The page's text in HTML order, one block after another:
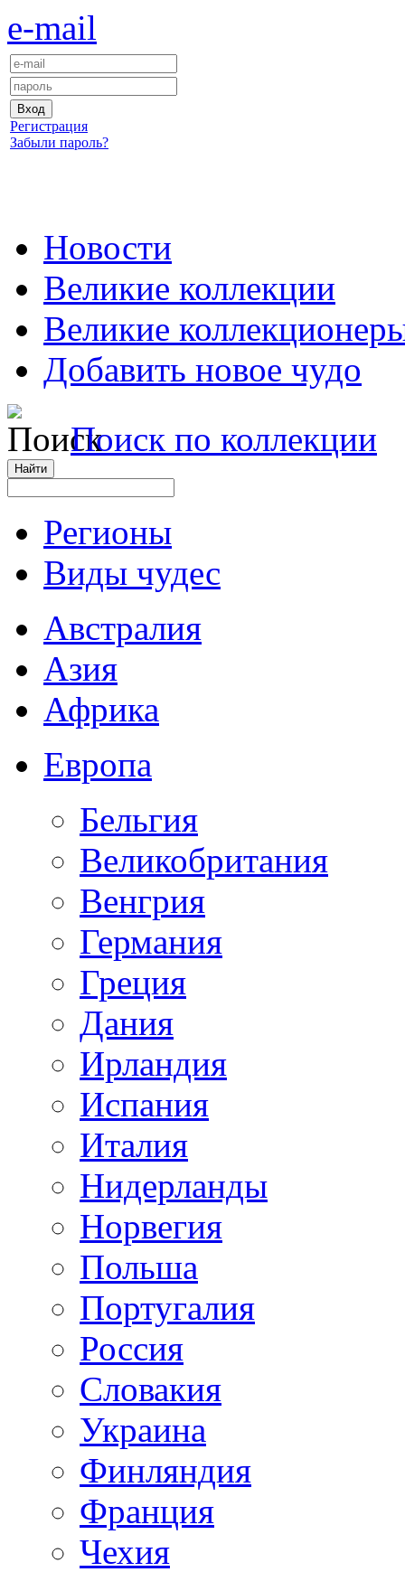
e-mail
Регистрация
Забыли пароль?
Новости
Великие коллекции
Великие
Добавить новое чудо
Поиск по коллекции
Регионы
Виды чудес
Австралия
Азия
Африка
Европа
Бельгия
Великобритания
Венгрия
Германия
Греция
Дания
Ирландия
Испания
Италия
Нидерланды
Норвегия
Польша
Португалия
Россия
Словакия
Украина
Финляндия
Франция
Чехия